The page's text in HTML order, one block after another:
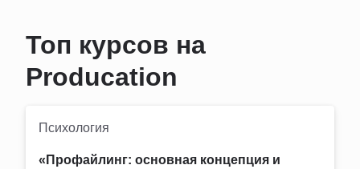
Топ курсов на
Producation
Психология
«Профайлинг: основная концепция и